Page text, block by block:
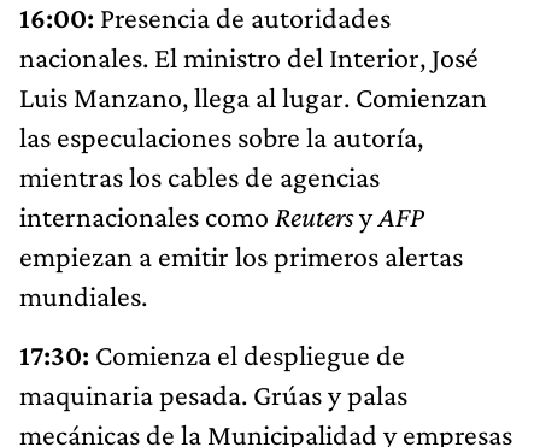
16:00: Presencia de autoridades
nacionales. El ministro del Interior, José
Luis Manzano, llega al lugar. Comienzan
las especulaciones sobre la autoría,
mientras los cables de agencias
internacionales como ReutersyAFP
empiezan a emitir los primeros alertas
mundiales.
17:30: Comienza el despliegue de
maquinaria pesada. Grúas y palas
mecánicas de la Municipalidad y empresas